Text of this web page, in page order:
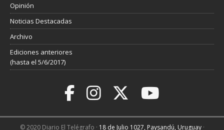
Opinión
Noticias Destacadas
Archivo
Ediciones anteriores
(hasta el 5/6/2017)
© 2020 Diario El Telégrafo · 18 de Julio 1027, Paysandú, Uruguay·